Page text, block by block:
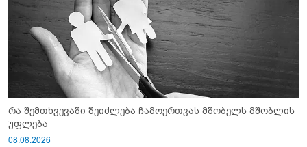
რა შემთხვევაში შეიძლება ჩამოერთვას მშობელს მშობლის
უფლება
08.08.2026